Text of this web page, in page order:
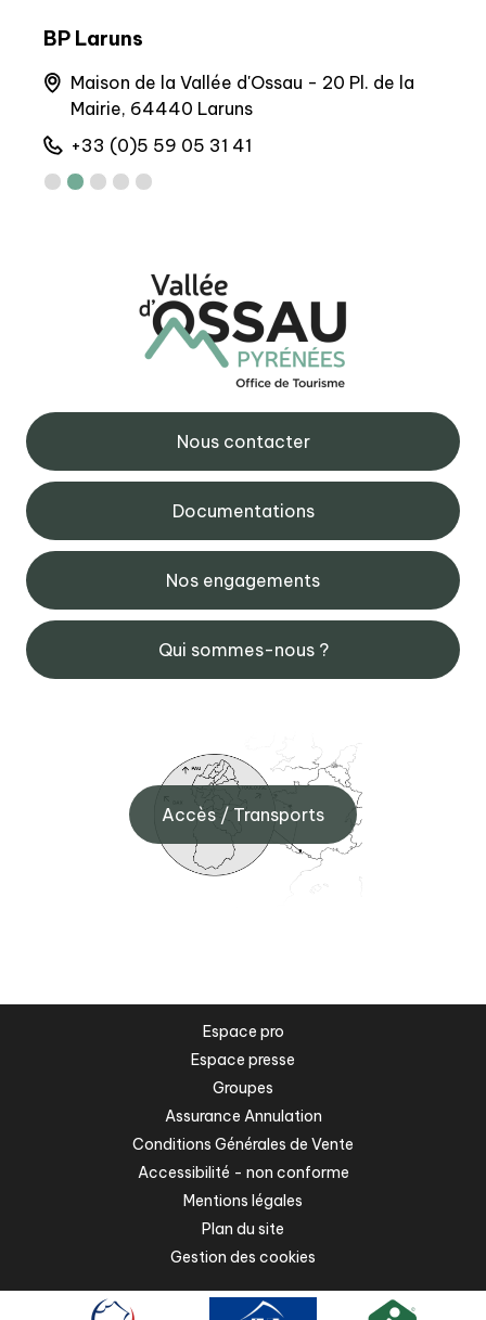
BP Laruns
Maison de la Vallée d'Ossau - 20 Pl. de la
Mairie, 64440 Laruns
+33 (0)5 59 05 31 41
Nous contacter
Documentations
Nos engagements
Qui sommes-nous ?
Accès / Transports
Espace pro
Espace presse
Groupes
Assurance Annulation
Conditions Générales de Vente
Accessibilité - non conforme
Mentions légales
Plan du site
Gestion des cookies